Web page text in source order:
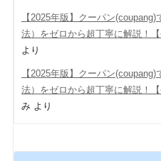
【2025年版】クーパン
法）をゼロから超丁寧に解説！【
より
【2025年版】クーパン
法）をゼロから超丁寧に解説！【
みより